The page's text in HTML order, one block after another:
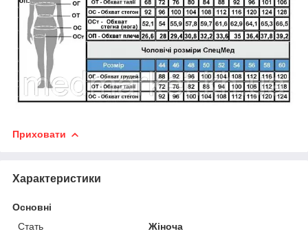
Приховати
Характеристики
Основні
Стать
Жіноча